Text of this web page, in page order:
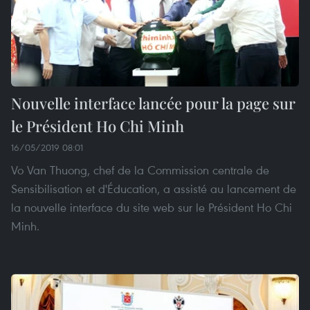
Nouvelle interface lancée pour la page sur
le Président Ho Chi Minh
16/05/2019 08:01
Vo Van Thuong, chef de la Commission centrale de
Sensibilisation et d'Éducation, a assisté au lancement de
la nouvelle interface du site web sur le Président Ho Chi
Minh.